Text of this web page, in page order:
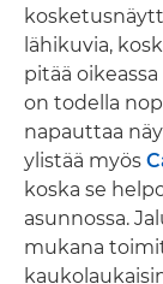
lähikuvia,
pitää
on todella
napauttaa
ylistää myös
koska se
asunnossa.
mukana